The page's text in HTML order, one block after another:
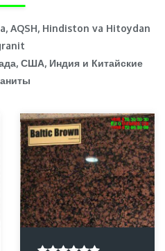
AQSH, Hindiston va Hitoydan
США, Индия и Китайские